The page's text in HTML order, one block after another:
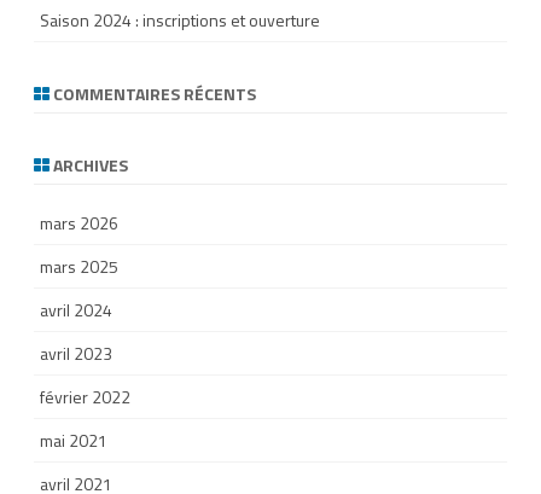
Saison 2024 : inscriptions et ouverture
COMMENTAIRES RÉCENTS
ARCHIVES
mars 2026
mars 2025
avril 2024
avril 2023
février 2022
mai 2021
avril 2021